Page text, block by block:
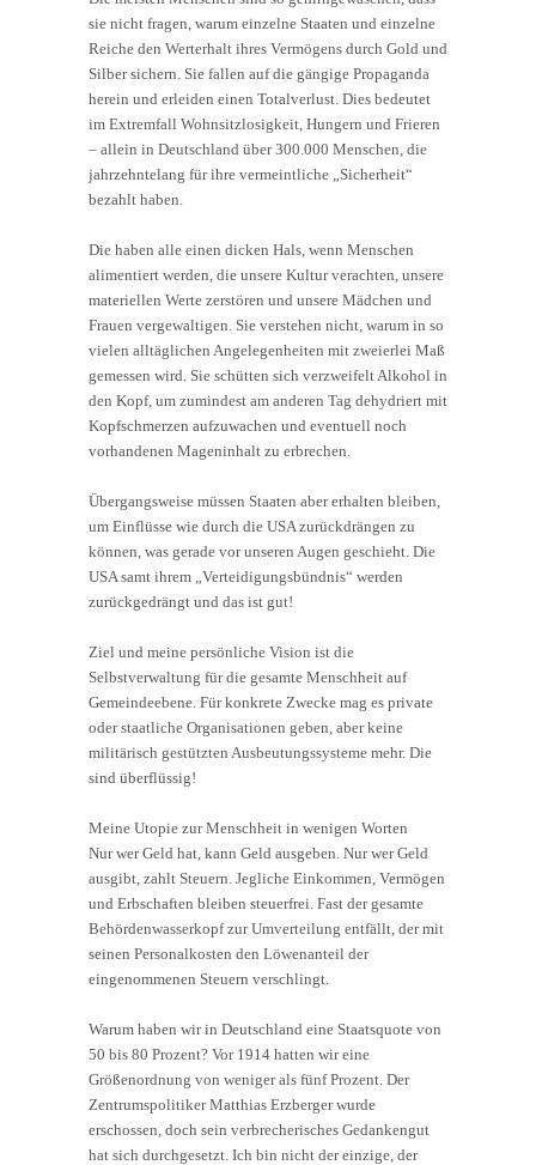
sie nicht fragen, warum einzelne Staaten und einzelne
Reiche den Werterhalt ihres Vermögens durch Gold und
Silber sichern. Sie fallen auf die gängige Propaganda
herein und erleiden einen Totalverlust. Dies bedeutet
im Extremfall Wohnsitzlosigkeit, Hungern und Frieren
– allein in Deutschland über 300.000 Menschen, die
jahrzehntelang für ihre vermeintliche „Sicherheit“
bezahlt haben.
Die haben alle einen dicken Hals, wenn Menschen
alimentiert werden, die unsere Kultur verachten, unsere
materiellen Werte zerstören und unsere Mädchen und
Frauen vergewaltigen. Sie verstehen nicht, warum in so
vielen alltäglichen Angelegenheiten mit zweierlei Maß
gemessen wird. Sie schütten sich verzweifelt Alkohol in
den Kopf, um zumindest am anderen Tag dehydriert mit
Kopfschmerzen aufzuwachen und eventuell noch
vorhandenen Mageninhalt zu erbrechen.
Übergangsweise müssen Staaten aber erhalten bleiben,
um Einflüsse wie durch die USA zurückdrängen zu
können, was gerade vor unseren Augen geschieht. Die
USA samt ihrem „Verteidigungsbündnis“ werden
zurückgedrängt und das ist gut!
Ziel und meine persönliche Vision ist die
Selbstverwaltung für die gesamte Menschheit auf
Gemeindeebene. Für konkrete Zwecke mag es private
oder staatliche Organisationen geben, aber keine
militärisch gestützten Ausbeutungssysteme mehr. Die
sind überflüssig!
Meine Utopie zur Menschheit in wenigen Worten
Nur wer Geld hat, kann Geld ausgeben. Nur wer Geld
ausgibt, zahlt Steuern. Jegliche Einkommen, Vermögen
und Erbschaften bleiben steuerfrei. Fast der gesamte
Behördenwasserkopf zur Umverteilung entfällt, der mit
seinen Personalkosten den Löwenanteil der
eingenommenen Steuern verschlingt.
Warum haben wir in Deutschland eine Staatsquote von
50 bis 80 Prozent? Vor 1914 hatten wir eine
Größenordnung von weniger als fünf Prozent. Der
Zentrumspolitiker Matthias Erzberger wurde
erschossen, doch sein verbrecherisches Gedankengut
hat sich durchgesetzt. Ich bin nicht der einzige, der